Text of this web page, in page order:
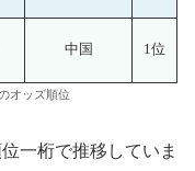
中国 1位
オッズ順位
一桁で推移していま